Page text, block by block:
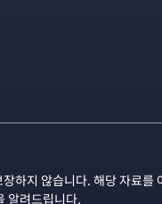
지 않습니다. 해당 자료
알려드립니다.